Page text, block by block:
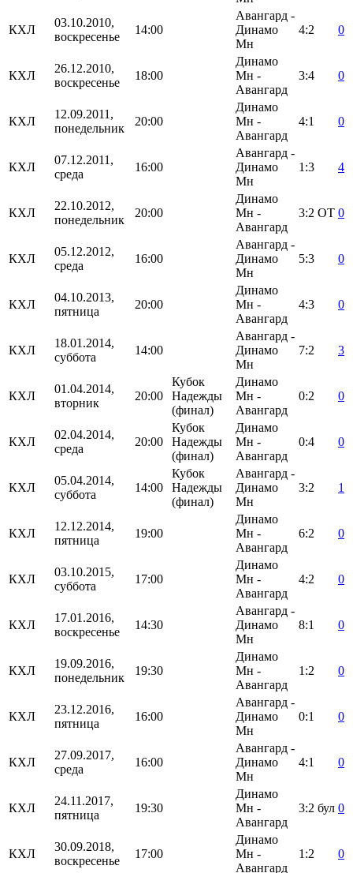
КХЛ
03.10.2010,
воскресенье
14:00
Авангард -
Динамо
Мн
4:2 0
КХЛ
26.12.2010,
воскресенье
18:00
Динамо
Мн -
Авангард
3:4 0
КХЛ
12.09.2011,
понедельник
20:00
Динамо
Мн -
Авангард
4:1 0
КХЛ
07.12.2011,
среда
16:00
Авангард -
Динамо
Мн
1:3 4
КХЛ
22.10.2012,
понедельник
20:00
Динамо
Мн -
Авангард
3:2 ОТ 0
КХЛ
05.12.2012,
среда
16:00
Авангард -
Динамо
Мн
5:3 0
КХЛ
04.10.2013,
пятница
20:00
Динамо
Мн -
Авангард
4:3 0
КХЛ
18.01.2014,
суббота
14:00
Авангард -
Динамо
Мн
7:2 3
КХЛ
01.04.2014,
вторник
20:00
Кубок
Надежды
(финал)
Динамо
Мн -
Авангард
0:2 0
КХЛ
02.04.2014,
среда
20:00
Кубок
Надежды
(финал)
Динамо
Мн -
Авангард
0:4 0
КХЛ
05.04.2014,
суббота
14:00
Кубок
Надежды
(финал)
Авангард -
Динамо
Мн
3:2 1
КХЛ
12.12.2014,
пятница
19:00
Динамо
Мн -
Авангард
6:2 0
КХЛ
03.10.2015,
суббота
17:00
Динамо
Мн -
Авангард
4:2 0
КХЛ
17.01.2016,
воскресенье
14:30
Авангард -
Динамо
Мн
8:1 0
КХЛ
19.09.2016,
понедельник
19:30
Динамо
Мн -
Авангард
1:2 0
КХЛ
23.12.2016,
пятница
16:00
Авангард -
Динамо
Мн
0:1 0
КХЛ
27.09.2017,
среда
16:00
Авангард -
Динамо
Мн
4:1 0
КХЛ
24.11.2017,
пятница
19:30
Динамо
Мн -
Авангард
3:2 бул 0
КХЛ
30.09.2018,
воскресенье
17:00
Динамо
Мн -
Авангард
1:2 0